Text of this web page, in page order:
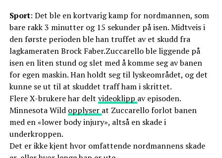
Sport: Det ble en kortvarig kamp for nordmannen, som
bare rakk 3 minutter og 15 sekunder på isen. Midtveis i
den første perioden ble han truffet av et skudd fra
lagkameraten Brock Faber.Zuccarello ble liggende på
isen en liten stund og slet med å komme seg av banen
for egen maskin. Han holdt seg til lyskeområdet, og det
kunne se ut til at skuddet traff ham i skrittet.
Flere X-brukere har delt videoklipp av episoden.
Minnesota Wild opplyser at Zuccarello forlot banen
med en «lower body injury», altså en skade i
underkroppen.
Det er ikke kjent hvor omfattende nordmannens skade